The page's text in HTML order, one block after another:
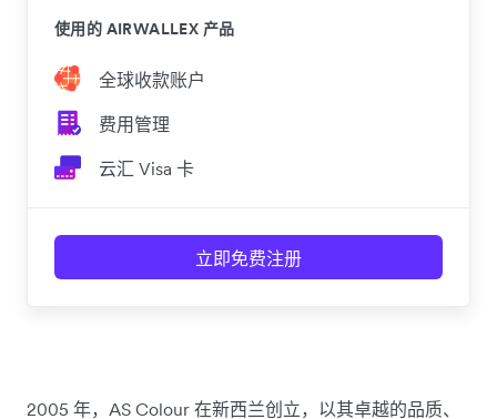
使用的 AIRWALLEX 产品
全球收款账户
费用管理
云汇 Visa 卡
立即免费注册
2005 年，AS Colour 在新西兰创立，以其卓越的品质、